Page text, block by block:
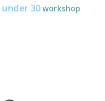
under 30workshop